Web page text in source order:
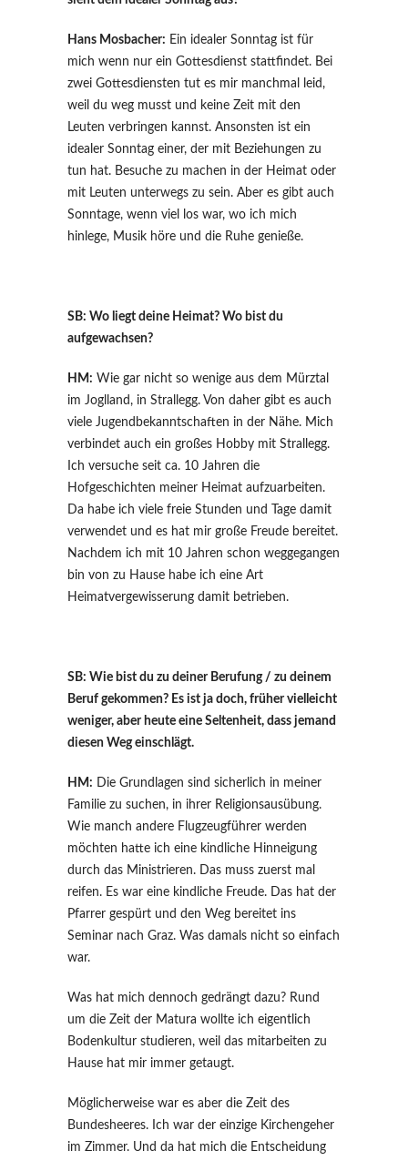
Hans Mosbacher: Ein idealer Sonntag ist für
mich wenn nur ein Gottesdienst stattfindet. Bei
zwei Gottesdiensten tut es mir manchmal leid,
weil du weg musst und keine Zeit mit den
Leuten verbringen kannst. Ansonsten ist ein
idealer Sonntag einer, der mit Beziehungen zu
tun hat. Besuche zu machen in der Heimat oder
mit Leuten unterwegs zu sein. Aber es gibt auch
Sonntage, wenn viel los war, wo ich mich
hinlege, Musik höre und die Ruhe genieße.
SB: Wo liegt deine Heimat? Wo bist du
aufgewachsen?
HM: Wie gar nicht so wenige aus dem Mürztal
im Joglland, in Strallegg. Von daher gibt es auch
viele Jugendbekanntschaften in der Nähe. Mich
verbindet auch ein großes Hobby mit Strallegg.
Ich versuche seit ca. 10 Jahren die
Hofgeschichten meiner Heimat aufzuarbeiten.
Da habe ich viele freie Stunden und Tage damit
verwendet und es hat mir große Freude bereitet.
Nachdem ich mit 10 Jahren schon weggegangen
bin von zu Hause habe ich eine Art
Heimatvergewisserung damit betrieben.
SB: Wie bist du zu deiner Berufung / zu deinem
Beruf gekommen? Es ist ja doch, früher vielleicht
weniger, aber heute eine Seltenheit, dass jemand
diesen Weg einschlägt.
HM: Die Grundlagen sind sicherlich in meiner
Familie zu suchen, in ihrer Religionsausübung.
Wie manch andere Flugzeugführer werden
möchten hatte ich eine kindliche Hinneigung
durch das Ministrieren. Das muss zuerst mal
reifen. Es war eine kindliche Freude. Das hat der
Pfarrer gespürt und den Weg bereitet ins
Seminar nach Graz. Was damals nicht so einfach
war.
Was hat mich dennoch gedrängt dazu? Rund
um die Zeit der Matura wollte ich eigentlich
Bodenkultur studieren, weil das mitarbeiten zu
Hause hat mir immer getaugt.
Möglicherweise war es aber die Zeit des
Bundesheeres. Ich war der einzige Kirchengeher
im Zimmer. Und da hat mich die Entscheidung